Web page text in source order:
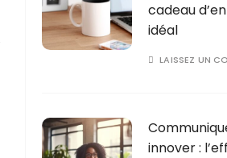
cadeau
idéal
LAISSEZ UN
innover :